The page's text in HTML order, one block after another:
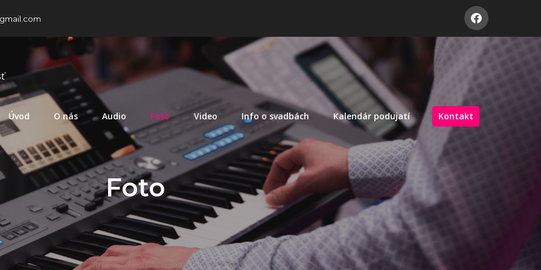
Úvod O nás Audio Foto Video Info o svadbách Kalendár podujatí Kontakt
Foto